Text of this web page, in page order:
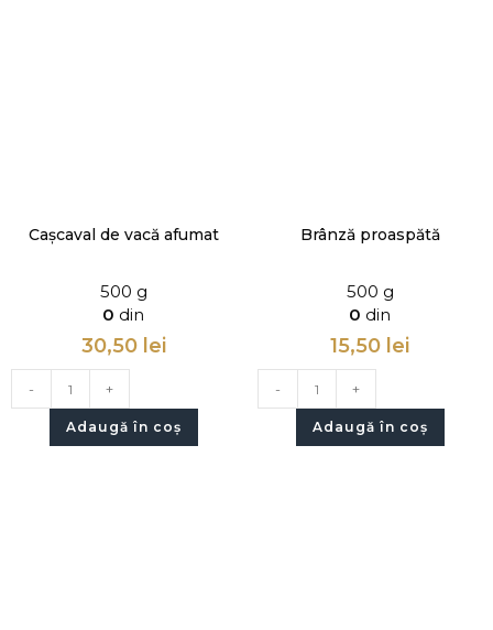
Cașcaval de vacă afumat
500 g
0 din
30,50 lei
- +
Adaugă în coș
Brânză proaspătă
500 g
0 din
15,50 lei
- +
Adaugă în coș